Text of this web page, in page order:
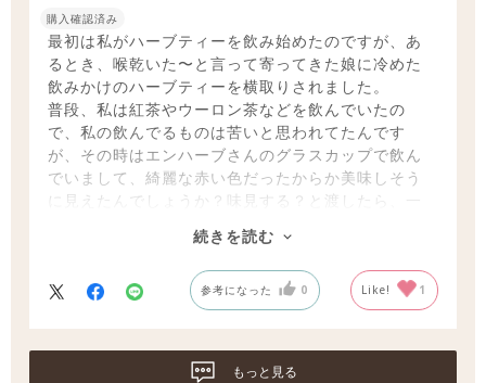
購入確認済み
最初は私がハーブティーを飲み始めたのですが、あ
るとき、喉乾いた〜と言って寄ってきた娘に冷めた
飲みかけのハーブティーを横取りされました。
普段、私は紅茶やウーロン茶などを飲んでいたの
で、私の飲んでるものは苦いと思われてたんです
が、その時はエンハーブさんのグラスカップで飲ん
でいまして、綺麗な赤い色だったからか美味しそう
に見えたんでしょうか？味見する？と渡したら、一
に飲まれてしまいました。以来親子でティータイム
続きを読む
参考になった 0 Like! 1
もっと見る